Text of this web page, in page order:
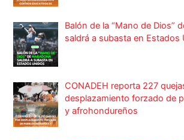
Balón de la “Mano de Dios”
saldrá a subasta en Estados
CONADEH reporta 227
desplazamiento forzado de
y afrohondureños